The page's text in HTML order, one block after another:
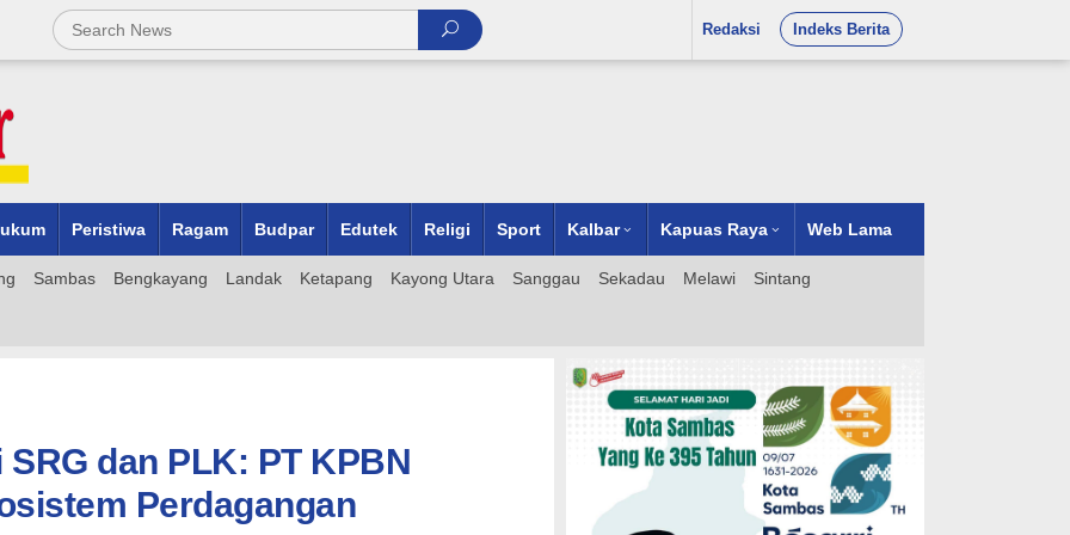
Redaksi Indeks Berita
Peristiwa Ragam Budpar Edutek Religi Sport Kalbar Kapuas Raya Web Lama
Sambas Bengkayang Landak Ketapang Kayong Utara Sanggau Sekadau Melawi Sintang
dan PLK: PT KPBN
Perdagangan